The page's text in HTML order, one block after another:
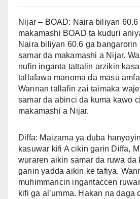
Nijar – BOAD: Naira biliyan
makamashi BOAD ta kuduri
Naira biliyan 60.6 ga bangarorin
samar da makamashi a Nijar.
nufin inganta tattalin arzikin
tallafawa manoma da masu
Wannan tallafin zai taimaka
samar da abinci da kuma kawo
makamashi a Nijar.
Diffa: Maizama ya duba
kasuwar kifi A cikin garin Diffa,
wuraren aikin samar da ruwa da
ganin yadda aikin ke tafiya.
muhimmancin ingantaccen
kifi ga al’umma. Hakan na daga